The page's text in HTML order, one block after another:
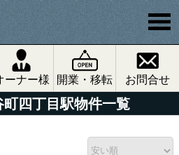
ーナー様 開業・移転 お問合せ
四丁目駅物件一覧